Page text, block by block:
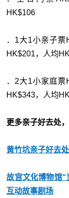
HK$106
．1大1小亲子票
HK$201，人均
．2大1小家庭票
HK$343，人均
更多亲子好去处
黄竹坑亲子好去
故宫文化博物馆“
互动故事剧场